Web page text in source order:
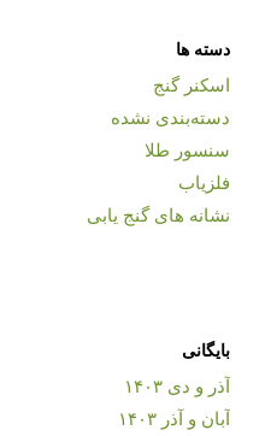
دسته ها
اسکنر گنج
دسته‌بندی نشده
سنسور طلا
فلزیاب
نشانه های گنج یابی
بایگانی
آذر و دی ۱۴۰۳
آبان و آذر ۱۴۰۳